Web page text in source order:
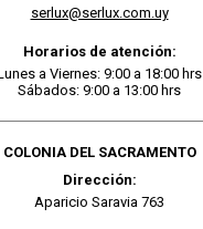
serlux@serlux.com.uy
Horarios de atención:
a Viernes: 9:00 a 18:00 hrs
Sábados: 9:00 a 13:00 hrs
COLONIA DEL SACRAMENTO
Dirección:
Aparicio Saravia 763